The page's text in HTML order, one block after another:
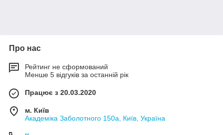
Про нас
Рейтинг не сформований
Менше 5 відгуків за останній рік
Працює з 20.03.2020
м. Київ
Академіка Заболотного 150а, Київ, Україна